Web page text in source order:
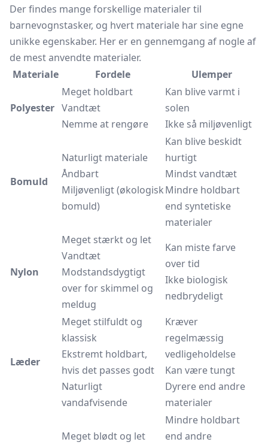
Der findes mange forskellige materialer til
barnevognstasker, og hvert materiale har sine egne
unikke egenskaber. Her er en gennemgang af nogle af
de mest anvendte materialer.
Materiale
Fordele Ulemper
Polyester
Meget holdbart
Vandtæt
Nemme at rengøre
Kan blive varmt i
solen
Ikke så miljøvenligt
Bomuld
Naturligt materiale
Åndbart
Miljøvenligt (økologisk
bomuld)
Kan blive beskidt
hurtigt
Mindst vandtæt
Mindre holdbart
end syntetiske
materialer
Nylon
Meget stærkt og let
Vandtæt
Modstandsdygtigt
over for skimmel og
meldug
Kan miste farve
over tid
Ikke biologisk
nedbrydeligt
Læder
Meget stilfuldt og
klassisk
Ekstremt holdbart,
hvis det passes godt
Naturligt
vandafvisende
Kræver
regelmæssig
vedligeholdelse
Kan være tungt
Dyrere end andre
materialer
Meget blødt og let
Mindre holdbart
end andre